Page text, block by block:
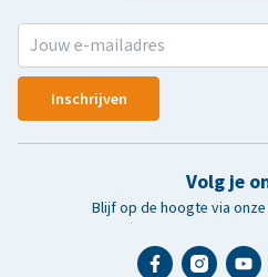
Inschrijven
Volg je
Blijf op de hoogte via